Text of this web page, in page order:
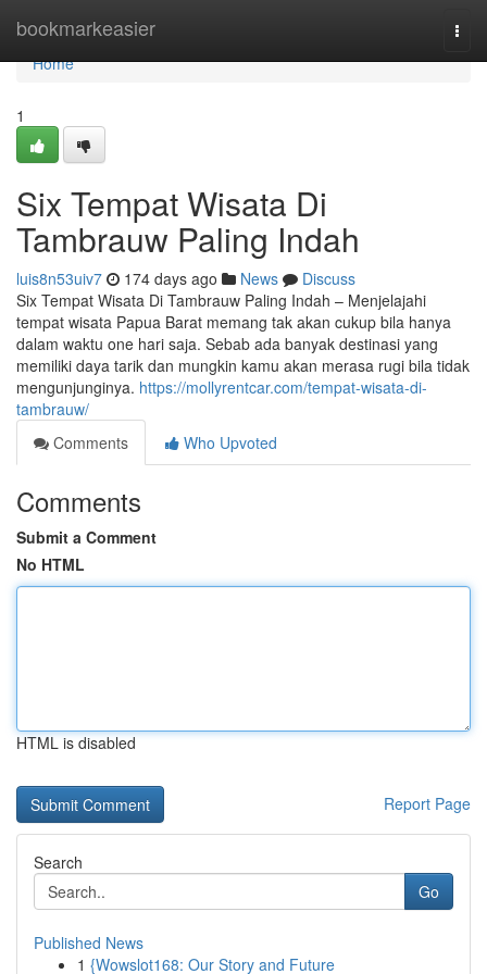
bookmarkeasier
Home
Home
1
Six Tempat Wisata Di
Tambrauw Paling Indah
luis8n53uiv7 174 days ago News
Discuss
Six Tempat Wisata Di Tambrauw Paling Indah – Menjelajahi
tempat wisata Papua Barat memang tak akan cukup bila hanya
dalam waktu one hari saja. Sebab ada banyak destinasi yang
memiliki daya tarik dan mungkin kamu akan merasa rugi bila tidak
mengunjunginya. https://mollyrentcar.com/tempat-wisata-di-
tambrauw/
Comments
Who Upvoted
Comments
Submit a Comment
No HTML
HTML is disabled
Report Page
Search
Go
Published News
1 {Wowslot168: Our Story and Future